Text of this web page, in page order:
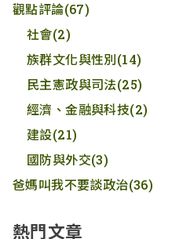
觀點評論(67)
社會(2)
族群文化與性別(14)
民主憲政與司法(25)
經濟、金融與科技(2)
建設(21)
國防與外交(3)
爸媽叫我不要談政治(36)
熱門文章